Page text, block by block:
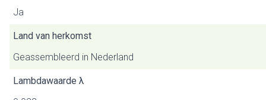
Ja
Land van herkomst
Geassembleerd in Nederland
Lambdawaarde λ